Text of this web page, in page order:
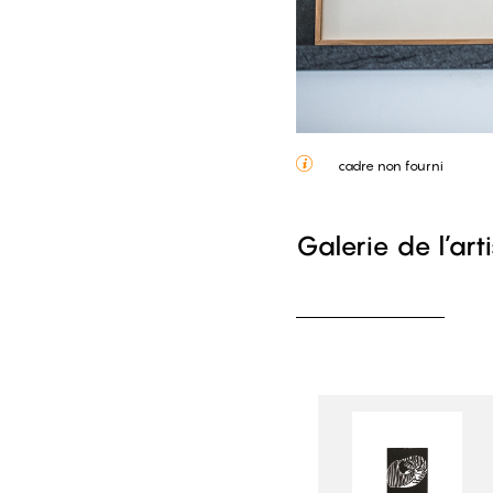
cadre non fourni
Galerie de